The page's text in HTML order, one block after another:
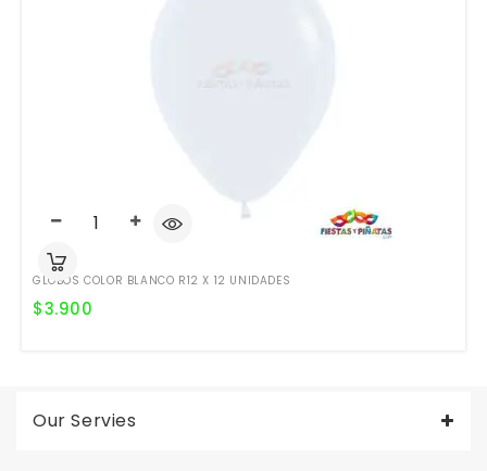
GLOBOS COLOR BLANCO R12 X 12 UNIDADES
$3.900
Our Servies